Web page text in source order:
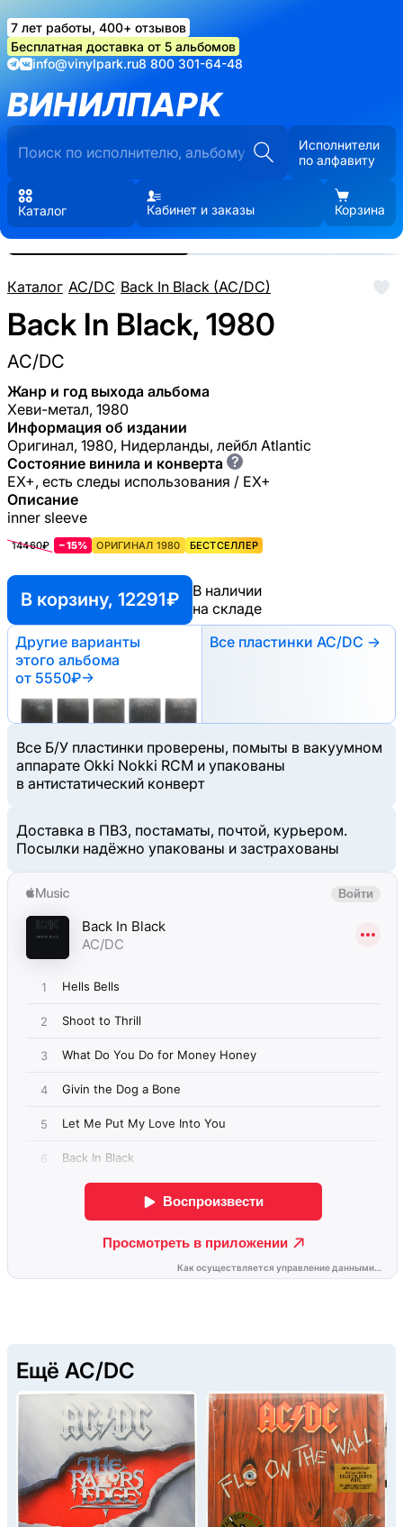
7 лет работы, 400+ отзывов
Бесплатная доставка от 5 альбомов
info@vinylpark.ru8 800 301-64-48
ВИНИЛПАРК
Исполнители
по алфавиту
Каталог Кабинет и заказы Корзина
Каталог/AC/DC/Back In Black (AC/DC)
Back In Black, 1980
AC/DC
Жанр и год выхода альбома
Хеви-метал, 1980
Информация об издании
Оригинал, 1980, Нидерланды, лейбл Atlantic
Состояние винила и конверта ?
EX+, есть следы использования / EX+
Описание
inner sleeve
14460₽ −15% ОРИГИНАЛ 1980 БЕСТСЕЛЛЕР
В корзину, 12291 ₽
В наличии
на складе
Другие варианты
этого альбома
от 5550₽→
Все пластинки AC/DC →
Все Б/У пластинки проверены, помыты в вакуумном
аппарате Okki Nokki RCM и упакованы
в антистатический конверт
Доставка в ПВЗ, постаматы, почтой, курьером.
Посылки надёжно упакованы и застрахованы
Реальные фото пластинки.
Нажмите, чтобы увеличить
Ещё AC/DC